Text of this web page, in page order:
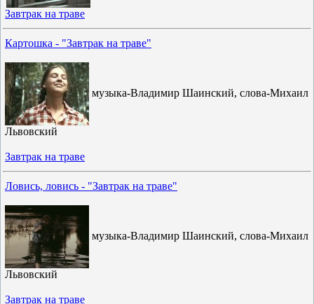
Завтрак на траве
Картошка - "Завтрак на траве"
музыка-Владимир Шаинский, слова-Михаил
Львовский
Завтрак на траве
Ловись, ловись - "Завтрак на траве"
музыка-Владимир Шаинский, слова-Михаил
Львовский
Завтрак на траве